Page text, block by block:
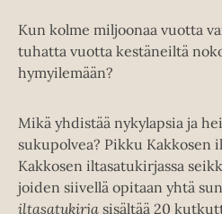
Kun kolme miljoonaa vuotta
tuhatta vuotta kestäneiltä
hymyilemään?
Mikä yhdistää nykylapsia ja
sukupolvea? Pikku Kakkosen
Kakkosen iltasatukirjassa
joiden siivellä opitaan yhtä
iltasatukirja sisältää 20